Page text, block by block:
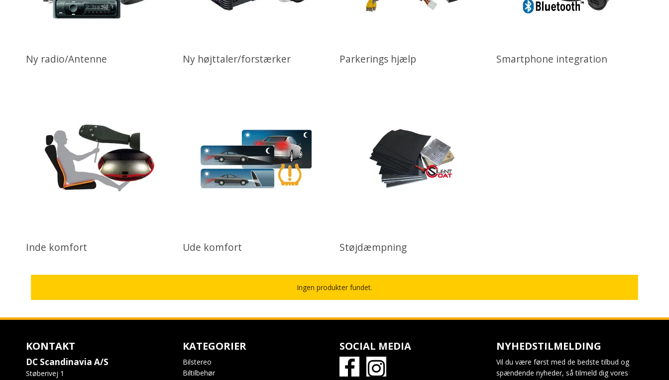
Ny radio/Antenne Ny højttaler/forstærker Parkerings hjælp Smartphone integration
Inde komfort Ude komfort Støjdæmpning
Ingen produkter fundet.
KONTAKT
DC Scandinavia A/S
Støberivej 1
KATEGORIER
Bilstereo
Biltilbehør
SOCIAL MEDIA NYHEDSTILMELDING
Vil du være først med de bedste tilbud og
spændende nyheder, så tilmeld dig vores